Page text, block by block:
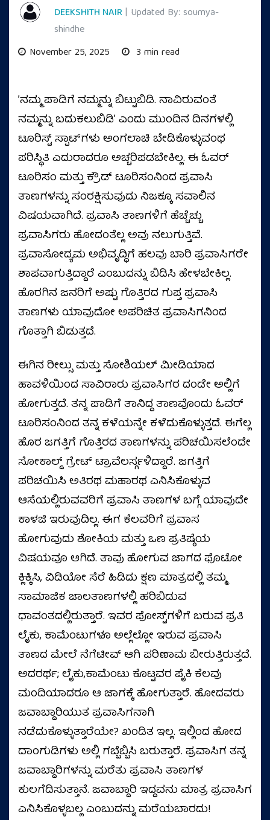
DEEKSHITH NAIR| Updated By: soumya-
shindhe
November 25, 2025
3 min read
ʼನಮ್ಮ ಪಾಡಿಗೆ ನಮ್ಮನ್ನು ಬಿಟ್ಟುಬಿಡಿ. ನಾವಿರುವಂತೆ
ನಮ್ಮನ್ನು ಬದುಕಲುಬಿಡಿʼ ಎಂದು ಮುಂದಿನ ದಿನಗಳಲ್ಲಿ
ಟೂರಿಸ್ಟ್ ಸ್ಪಾಟ್‌ಗಳು ಅಂಗಲಾಚಿ ಬೇಡಿಕೊಳ್ಳುವಂಥ
ಪರಿಸ್ಥಿತಿ ಎದುರಾದರೂ ಅಚ್ಚರಿಪಡಬೇಕಿಲ್ಲ. ಈ ಓವರ್
ಟೂರಿಸಂ ಮತ್ತು ಕ್ರೌಡ್ ಟೂರಿಸಂನಿಂದ ಪ್ರವಾಸಿ
ತಾಣಗಳನ್ನು ಸಂರಕ್ಷಿಸುವುದು ನಿಜಕ್ಕೂ ಸವಾಲಿನ
ವಿಷಯವಾಗಿದೆ. ಪ್ರವಾಸಿ ತಾಣಗಳಿಗೆ ಹೆಚ್ಚೆಚ್ಚು
ಪ್ರವಾಸಿಗರು ಹೋದಂತೆಲ್ಲ ಅವು ನಲುಗುತ್ತಿವೆ.
ಪ್ರವಾಸೋದ್ಯಮ ಅಭಿವೃದ್ಧಿಗೆ ಹಲವು ಬಾರಿ ಪ್ರವಾಸಿಗರೇ
ಶಾಪವಾಗುತ್ತಿದ್ದಾರೆ ಎಂಬುದನ್ನು ಬಿಡಿಸಿ ಹೇಳಬೇಕಿಲ್ಲ.
ಹೊರಗಿನ ಜನರಿಗೆ ಅಷ್ಟು ಗೊತ್ತಿರದ ಗುಪ್ತ ಪ್ರವಾಸಿ
ತಾಣಗಳು ಯಾವುದೋ ಅಪರಿಚಿತ ಪ್ರವಾಸಿಗನಿಂದ
ಗೊತ್ತಾಗಿ ಬಿಡುತ್ತದೆ.
ಈಗಿನ ರೀಲ್ಸು ಮತ್ತು ಸೋಶಿಯಲ್ ಮೀಡಿಯಾದ
ಹಾವಳಿಯಿಂದ ಸಾವಿರಾರು ಪ್ರವಾಸಿಗರ ದಂಡೇ ಅಲ್ಲಿಗೆ
ಹೋಗುತ್ತದೆ. ತನ್ನ ಪಾಡಿಗೆ ತಾನಿದ್ದ ತಾಣವೊಂದು ಓವರ್
ಟೂರಿಸಂನಿಂದ ತನ್ನ ಕಳೆಯನ್ನೇ ಕಳೆದುಕೊಳ್ಳುತ್ತದೆ. ಈಗೆಲ್ಲ
ಹೊರ ಜಗತ್ತಿಗೆ ಗೊತ್ತಿರದ ತಾಣಗಳನ್ನು ಪರಿಚಯಿಸಲೆಂದೇ
ಸೋಕಾಲ್ಡ್ ಗ್ರೇಟ್ ಟ್ರಾವೆಲರ್ಸ್ಗಳಿದ್ದಾರೆ. ಜಗತ್ತಿಗೆ
ಪರಿಚಯಿಸಿ ಅತಿರಥ ಮಹಾರಥ ಎನಿಸಿಕೊಳ್ಳುವ
ಆಸೆಯಲ್ಲಿರುವವರಿಗೆ ಪ್ರವಾಸಿ ತಾಣಗಳ ಬಗ್ಗೆ ಯಾವುದೇ
ಕಾಳಜಿ ಇರುವುದಿಲ್ಲ. ಈಗ ಕೆಲವರಿಗೆ ಪ್ರವಾಸ
ಹೋಗುವುದು ಶೋಕಿಯ ಮತ್ತು ಒಣ ಪ್ರತಿಷ್ಠೆಯ
ವಿಷಯವೂ ಆಗಿದೆ. ತಾವು ಹೋಗುವ ಜಾಗದ ಫೊಟೋ
ಕ್ಲಿಕ್ಕಿಸಿ, ವಿಡಿಯೋ ಸೆರೆ ಹಿಡಿದು ಕ್ಷಣ ಮಾತ್ರದಲ್ಲಿ ತಮ್ಮ
ಸಾಮಾಜಿಕ ಜಾಲತಾಣಗಳಲ್ಲಿ ಹರಿಬಿಡುವ
ಧಾವಂತದಲ್ಲಿರುತ್ತಾರೆ. ಇವರ ಪೋಸ್ಟ್‌ಗಳಿಗೆ ಬರುವ ಪ್ರತಿ
ಲೈಕು, ಕಾಮೆಂಟುಗಳೂ ಅಲ್ಲೆಲ್ಲೋ ಇರುವ ಪ್ರವಾಸಿ
ತಾಣದ ಮೇಲೆ ನೆಗೆಟೀವ್ ಆಗಿ ಪರಿಣಾಮ ಬೀರುತ್ತಿರುತ್ತದೆ.
ಅದರರ್ಥ; ಲೈಕು,ಕಾಮೆಂಟು ಕೊಟ್ಟವರ ಪೈಕಿ ಕೆಲವು
ಮಂದಿಯಾದರೂ ಆ ಜಾಗಕ್ಕೆ ಹೋಗುತ್ತಾರೆ. ಹೋದವರು
ಜವಾಬ್ದಾರಿಯುತ ಪ್ರವಾಸಿಗನಾಗಿ
ನಡೆದುಕೊಳ್ಳುತ್ತಾರೆಯೇ? ಖಂಡಿತ ಇಲ್ಲ. ಇಲ್ಲಿಂದ ಹೋದ
ದಾಂಗುಡಿಗಳು ಅಲ್ಲಿ ಗಬ್ಬೆಬ್ಬಿಸಿ ಬರುತ್ತಾರೆ. ಪ್ರವಾಸಿಗ ತನ್ನ
ಜವಾಬ್ದಾರಿಗಳನ್ನು ಮರೆತು ಪ್ರವಾಸಿ ತಾಣಗಳ
ಕುಲಗೆಡಿಸುತ್ತಾನೆ. ಜವಾಬ್ದಾರಿ ಇದ್ದವನು ಮಾತ್ರ ಪ್ರವಾಸಿಗ
ಎನಿಸಿಕೊಳ್ಳಬಲ್ಲ ಎಂಬುದನ್ನು ಮರೆಯಬಾರದು!